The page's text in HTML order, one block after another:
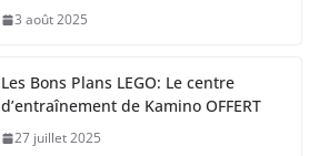
3 août 2025
Les Bons Plans LEGO: Le centre
d’entraînement de Kamino OFFERT
27 juillet 2025